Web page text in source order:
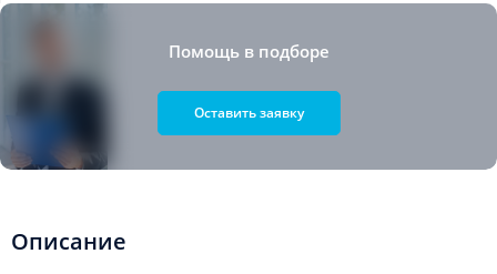
Помощь в подборе
Оставить заявку
Описание